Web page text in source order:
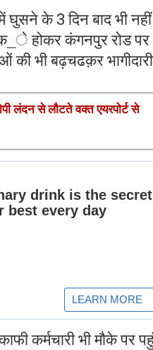
घुसने के 3 दिन बाद भी नहीं
होकर कंगनपुर रोड
की भी बढ़चढक़र भागीदारी
लंदन से लौटते वक्त एयरपोर्ट से
कर्मचारी भी मौके पर